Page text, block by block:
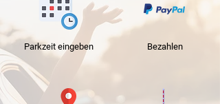
Parkzeit eingeben Bezahlen